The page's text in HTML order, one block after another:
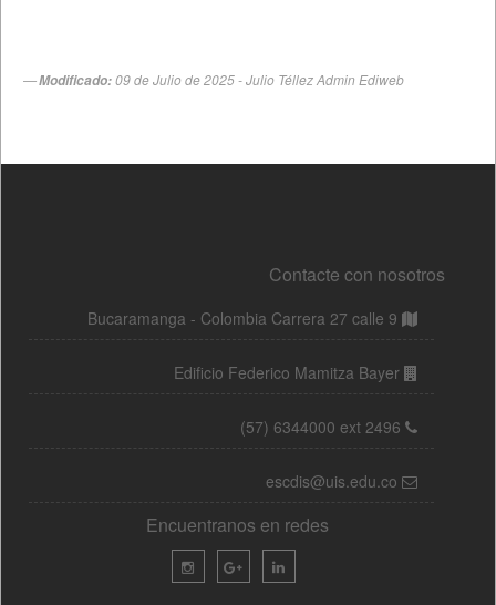
Contacte con nosotros
Bucaramanga - Colombia Carrera 27 calle 9
Edificio Federico Mamitza Bayer
(57) 6344000 ext 2496
escdis@uis.edu.co
Encuentranos en redes